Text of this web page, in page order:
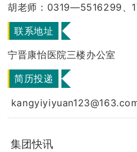
胡老师：0319—5516299、
联系地址
宁晋康怡医院三楼办公室
简历投递
集团快讯